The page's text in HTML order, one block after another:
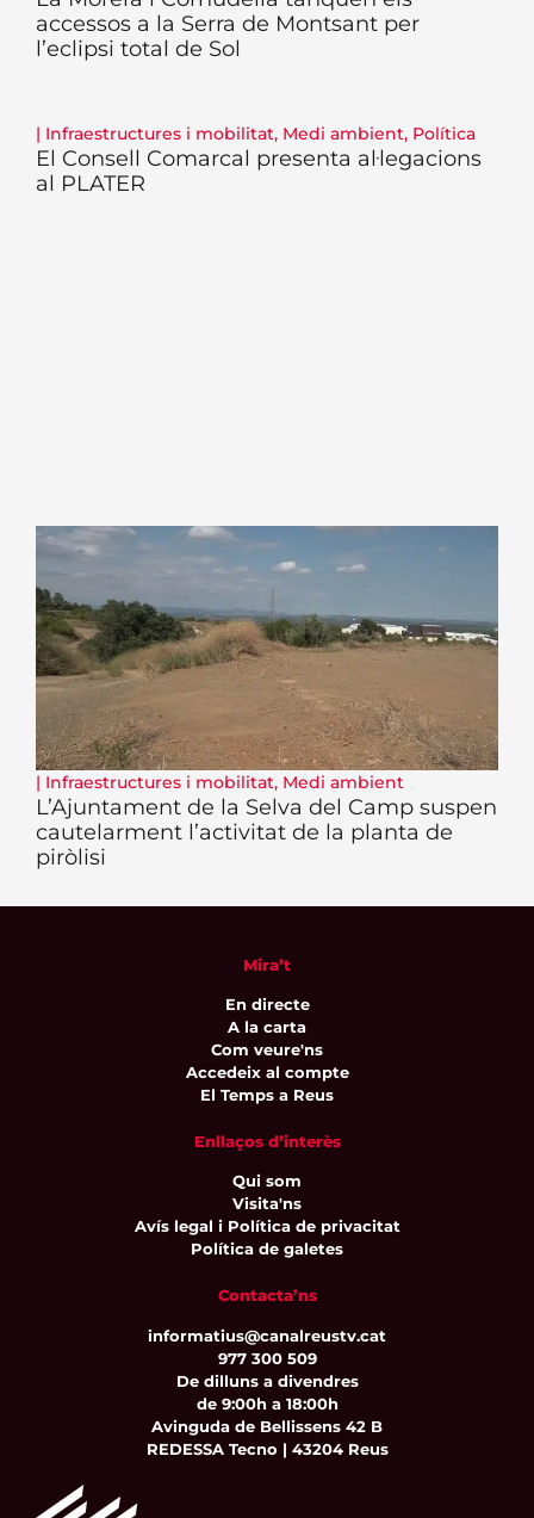
accessos a la Serra de Montsant per
l’eclipsi total de Sol
| Infraestructures i mobilitat, Medi ambient, Política
El Consell Comarcal presenta al·legacions
al PLATER
| Infraestructures i mobilitat, Medi ambient
L’Ajuntament de la Selva del Camp suspen
cautelarment l’activitat de la planta de
piròlisi
Mira’t
En directe
A la carta
Com veure'ns
Accedeix al compte
El Temps a Reus
Enllaços d’interès
Qui som
Visita'ns
Avís legal i Política de privacitat
Política de galetes
Contacta’ns
informatius@canalreustv.cat
977 300 509
De dilluns a divendres
de 9:00h a 18:00h
Avinguda de Bellissens 42 B
REDESSA Tecno | 43204 Reus